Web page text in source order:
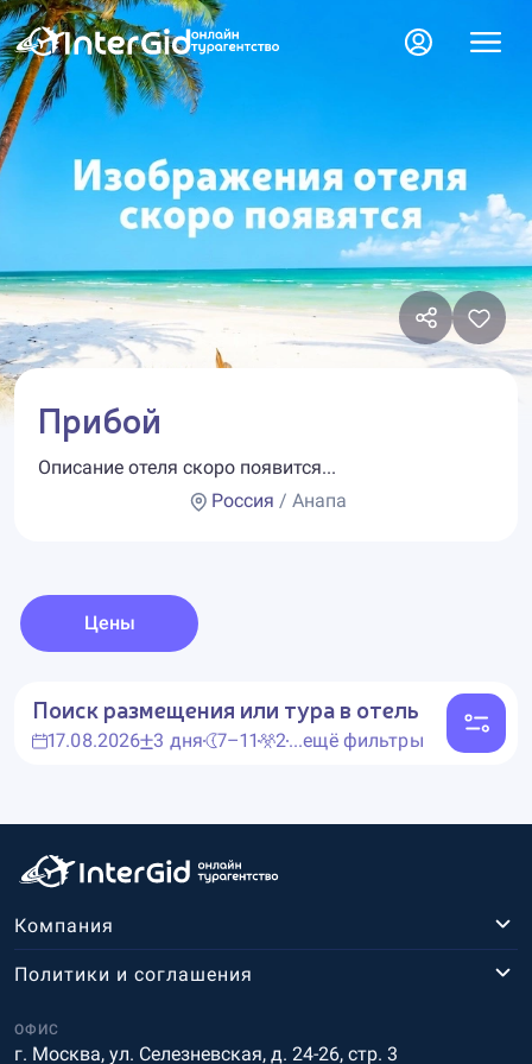
Прибой
Описание отеля скоро появится...
Россия / Анапа
Цены
Поиск размещения или тура в отель
17.08.2026 3 дня 7–11 2...ещё фильтры
Компания
ОФИС
г. Москва, ул. Селезневская, д. 24-26, стр. 3
Политики и соглашения